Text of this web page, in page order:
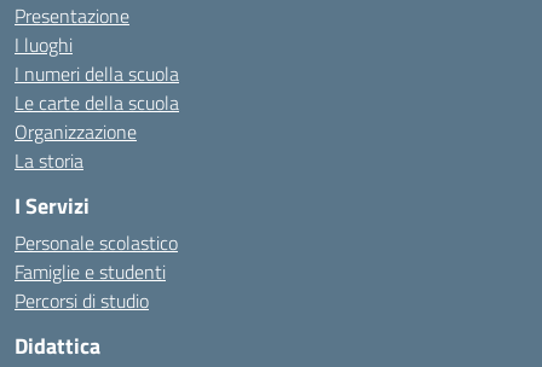
Presentazione
I luoghi
I numeri della scuola
Le carte della scuola
Organizzazione
La storia
I Servizi
Personale scolastico
Famiglie e studenti
Percorsi di studio
Didattica